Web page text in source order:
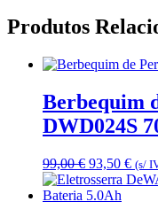
Produtos
Berbequim
DWD024S
99,00€ O
preço
original
93,50 €O(s/